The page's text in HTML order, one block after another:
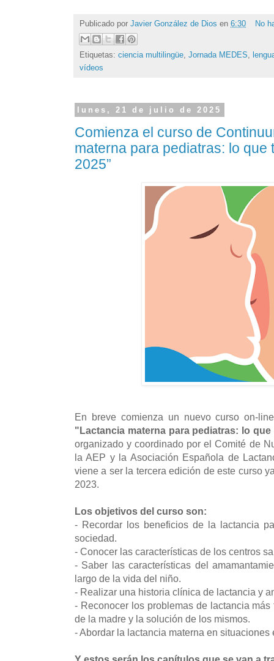
Publicado por Javier González de Dios en 6:30 No
Etiquetas: ciencia multilingüe, Jornada MEDES,
vídeos
lunes, 21 de julio de 2025
Comienza el curso de
materna para pediatras: lo que
2025”
En breve comienza un nuevo curso on-
"Lactancia materna para pediatras: lo
organizado y coordinado por el Comité de
la AEP y la Asociación Española de
viene a ser la tercera edición de este curso
2023.
Los objetivos del curso son:
- Recordar los beneficios de la lactancia
sociedad.
- Conocer las características de los centros
- Saber las características del
largo de la vida del niño.
- Realizar una historia clínica de lactancia y
- Reconocer los problemas de lactancia
de la madre y la solución de los mismos.
- Abordar la lactancia materna en